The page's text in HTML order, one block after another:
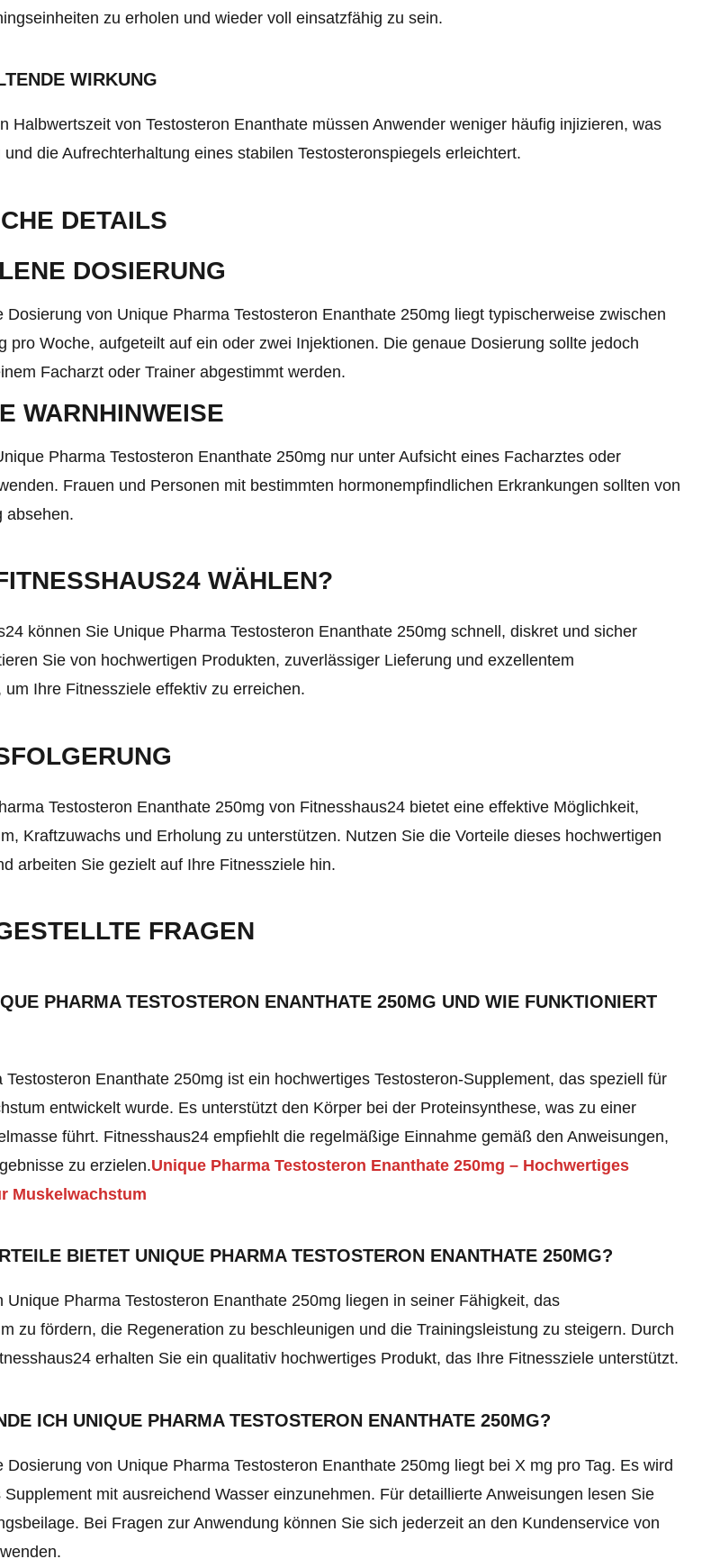
zu erholen und wieder voll einsatzfähig zu sein.
WIRKUNG
Halbwertszeit von Testosteron Enanthate müssen Anwender weniger häufig injizieren, was
und die Aufrechterhaltung eines stabilen Testosteronspiegels erleichtert.
DETAILS
DOSIERUNG
Dosierung von Unique Pharma Testosteron Enanthate 250mg liegt typischerweise zwischen
pro Woche, aufgeteilt auf ein oder zwei Injektionen. Die genaue Dosierung sollte jedoch
Facharzt oder Trainer abgestimmt werden.
WARNHINWEISE
Pharma Testosteron Enanthate 250mg nur unter Aufsicht eines Facharztes oder
Frauen und Personen mit bestimmten hormonempfindlichen Erkrankungen sollten von
absehen.
WÄHLEN?
können Sie Unique Pharma Testosteron Enanthate 250mg schnell, diskret und sicher
Sie von hochwertigen Produkten, zuverlässiger Lieferung und exzellentem
um Ihre Fitnessziele effektiv zu erreichen.
Testosteron Enanthate 250mg von Fitnesshaus24 bietet eine effektive Möglichkeit,
Kraftzuwachs und Erholung zu unterstützen. Nutzen Sie die Vorteile dieses hochwertigen
arbeiten Sie gezielt auf Ihre Fitnessziele hin.
FRAGEN
PHARMA TESTOSTERON ENANTHATE 250MG UND WIE FUNKTIONIERT
Testosteron Enanthate 250mg ist ein hochwertiges Testosteron-Supplement, das speziell für
entwickelt wurde. Es unterstützt den Körper bei der Proteinsynthese, was zu einer
führt. Fitnesshaus24 empfiehlt die regelmäßige Einnahme gemäß den Anweisungen,
zu erzielen.Unique Pharma Testosteron Enanthate 250mg – Hochwertiges
Muskelwachstum
BIETET UNIQUE PHARMA TESTOSTERON ENANTHATE 250MG?
Unique Pharma Testosteron Enanthate 250mg liegen in seiner Fähigkeit, das
zu fördern, die Regeneration zu beschleunigen und die Trainingsleistung zu steigern. Durch
erhalten Sie ein qualitativ hochwertiges Produkt, das Ihre Fitnessziele unterstützt.
ICH UNIQUE PHARMA TESTOSTERON ENANTHATE 250MG?
Dosierung von Unique Pharma Testosteron Enanthate 250mg liegt bei X mg pro Tag. Es wird
mit ausreichend Wasser einzunehmen. Für detaillierte Anweisungen lesen Sie
Bei Fragen zur Anwendung können Sie sich jederzeit an den Kundenservice von